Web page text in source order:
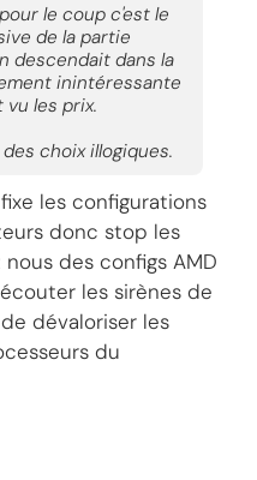
le coup c'est le
de la partie
descendait dans la
inintéressante
vu les prix.
choix illogiques.
les configurations
donc stop les
des configs AMD
les sirènes de
dévaloriser les
du